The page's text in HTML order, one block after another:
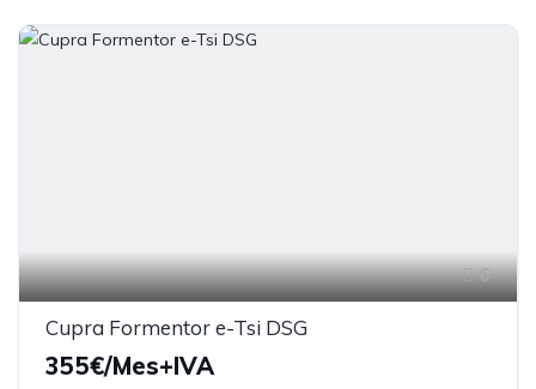
6
Cupra Formentor e-Tsi DSG
355€/Mes+IVA